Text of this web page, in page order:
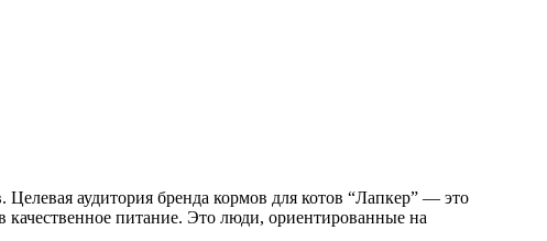
аудитория бренда кормов для котов “Лапкер” — это
качественное питание. Это люди, ориентированные на